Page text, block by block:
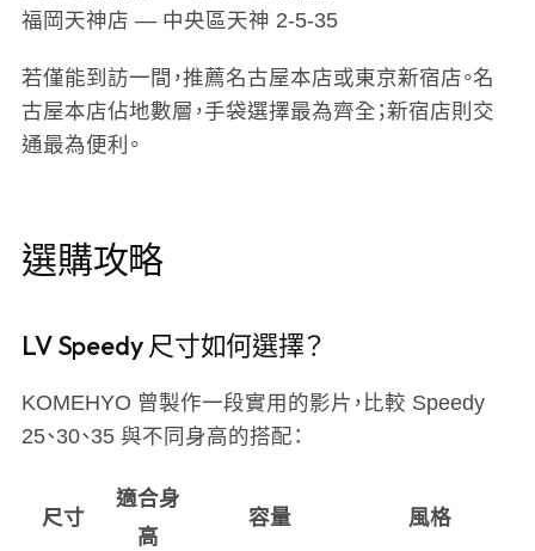
福岡天神店 — 中央區天神 2-5-35
若僅能到訪一間，推薦名古屋本店或東京新宿店。名
古屋本店佔地數層，手袋選擇最為齊全；新宿店則交
通最為便利。
選購攻略
LV Speedy 尺寸如何選擇？
KOMEHYO 曾製作一段實用的影片，比較 Speedy
25、30、35 與不同身高的搭配：
尺寸
適合身
高
容量
風格